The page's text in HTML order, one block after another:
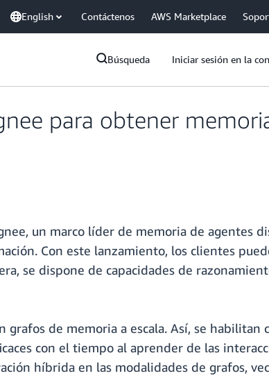
English Contáctenos AWS Marketplace
Búsqueda Iniciar sesión en la
para obtener
un marco líder de memoria de agentes
Con este lanzamiento, los clientes
se dispone de capacidades de
de memoria a escala. Así, se habilitan
con el tiempo al aprender de las
híbrida en las modalidades de grafos,